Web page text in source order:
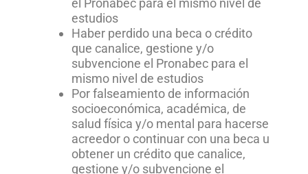
estudios
Haber perdido una beca o crédito
que canalice, gestione y/o
subvencione el Pronabec para el
mismo nivel de estudios
Por falseamiento de información
socioeconómica, académica, de
salud física y/o mental para hacerse
acreedor o continuar con una beca u
obtener un crédito que canalice,
gestione y/o subvencione el